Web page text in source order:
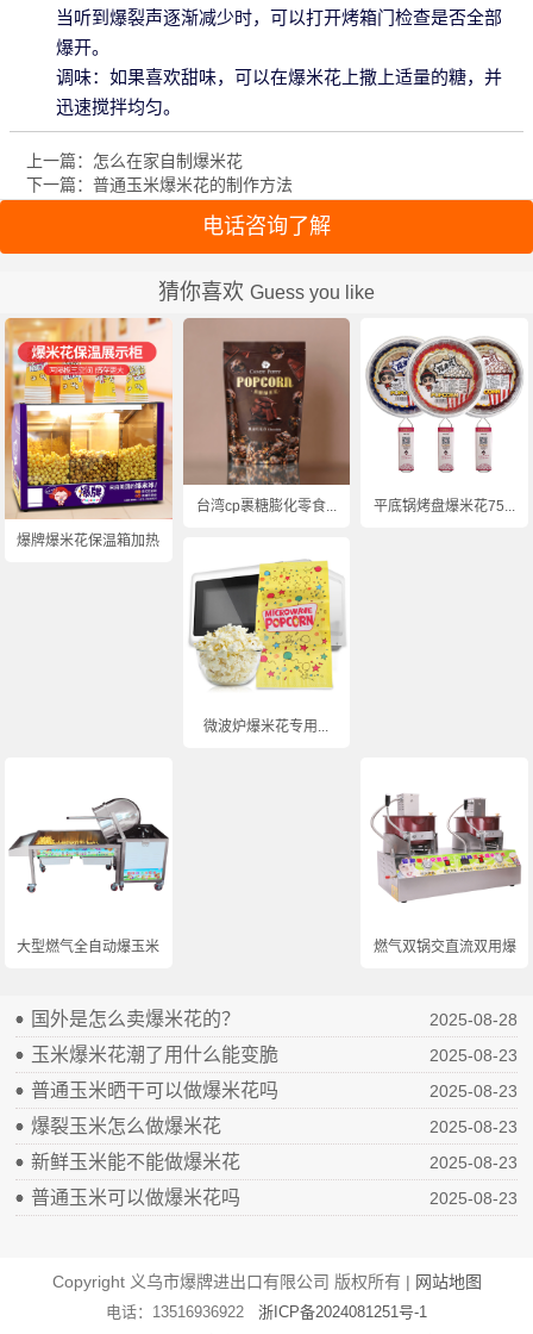
当听到爆裂声逐渐减少时，可以打开烤箱门检查是否全部
爆开。
调味：如果喜欢甜味，可以在爆米花上撒上适量的糖，并
迅速搅拌均匀。
上一篇：怎么在家自制爆米花
下一篇：普通玉米爆米花的制作方法
电话咨询了解
猜你喜欢 Guess you like
爆牌爆米花保温箱加热...
台湾cp裹糖膨化零食... 平底锅烤盘爆米花75...
微波炉爆米花专用...
大型燃气全自动爆玉米... 燃气双锅交直流双用爆...
国外是怎么卖爆米花的？ 2025-08-28
玉米爆米花潮了用什么能变脆 2025-08-23
普通玉米晒干可以做爆米花吗 2025-08-23
爆裂玉米怎么做爆米花 2025-08-23
新鲜玉米能不能做爆米花 2025-08-23
普通玉米可以做爆米花吗 2025-08-23
Copyright 义乌市爆牌进出口有限公司 版权所有 | 网站地图
电话：13516936922 浙ICP备2024081251号-1